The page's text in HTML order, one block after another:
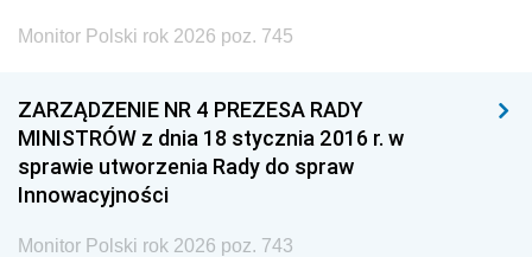
Monitor Polski rok 2026 poz. 745
ZARZĄDZENIE NR 4 PREZESA RADY
MINISTRÓW z dnia 18 stycznia 2016 r. w
sprawie utworzenia Rady do spraw
Innowacyjności
Monitor Polski rok 2026 poz. 743